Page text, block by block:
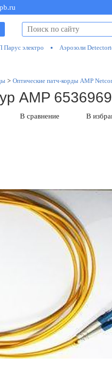
Парус электро Аэрозоли
> Оптические патч-корды AMP
AMP
В сравнение В